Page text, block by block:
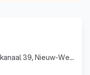
Verl Scholtenskanaal 39, Nieuw-Weerdinge